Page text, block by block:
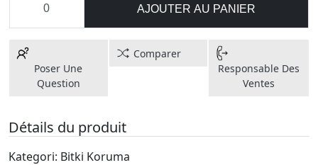
AJOUTER AU PANIER
Poser Une
Question
Comparer
Responsable Des
Ventes
Détails du produit
Kategori: Bitki Koruma